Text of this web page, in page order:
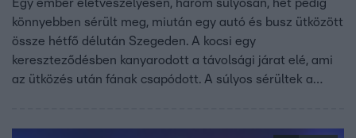
Egy ember életveszélyesen, három súlyosan, hét pedig
könnyebben sérült meg, miután egy autó és busz ütközött
össze hétfő délután Szegeden. A kocsi egy
kereszteződésben kanyarodott a távolsági járat elé, ami
az ütközés után fának csapódott. A súlyos sérültek a